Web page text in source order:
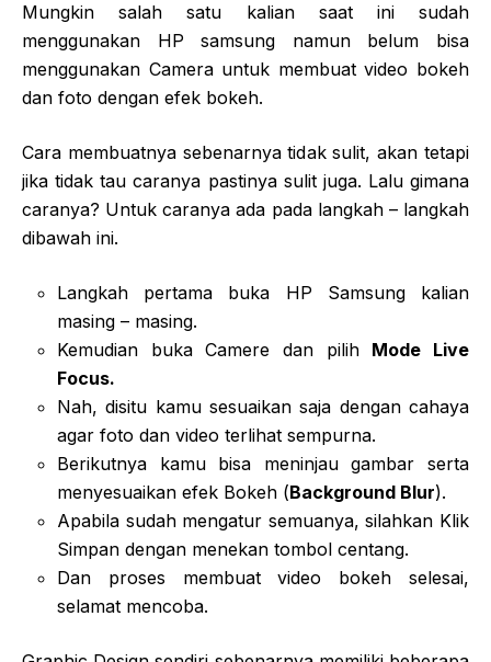
Mungkin salah satu kalian saat ini sudah
menggunakan HP samsung namun belum bisa
menggunakan Camera untuk membuat video bokeh
dan foto dengan efek bokeh.
Cara membuatnya sebenarnya tidak sulit, akan tetapi
jika tidak tau caranya pastinya sulit juga. Lalu gimana
caranya? Untuk caranya ada pada langkah – langkah
dibawah ini.
Langkah pertama buka HP Samsung kalian
masing – masing.
Kemudian buka Camere dan pilih Mode Live
Focus.
Nah, disitu kamu sesuaikan saja dengan cahaya
agar foto dan video terlihat sempurna.
Berikutnya kamu bisa meninjau gambar serta
menyesuaikan efek Bokeh (Background Blur).
Apabila sudah mengatur semuanya, silahkan Klik
Simpan dengan menekan tombol centang.
Dan proses membuat video bokeh selesai,
selamat mencoba.